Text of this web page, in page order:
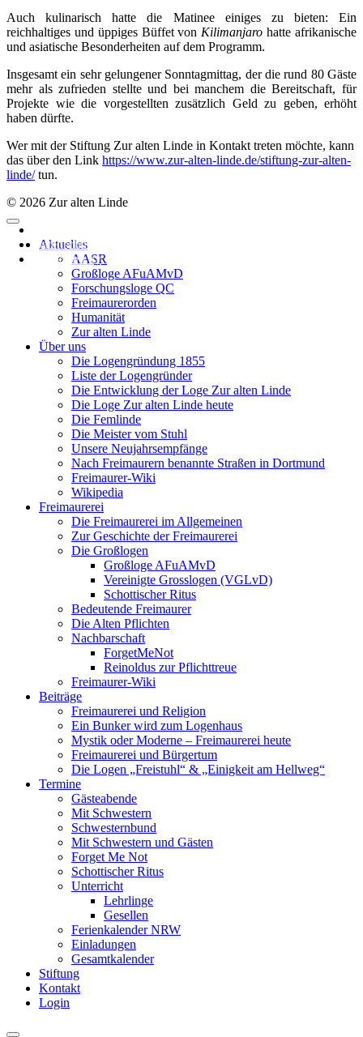
Auch kulinarisch hatte die Matinee einiges zu bieten: Ein
reichhaltiges und üppiges Büffet von Kilimanjaro hatte afrikanische
und asiatische Besonderheiten auf dem Programm.
Insgesamt ein sehr gelungener Sonntagmittag, der die rund 80 Gäste
mehr als zufrieden stellte und bei manchem die Bereitschaft, für
Projekte wie die vorgestellten zusätzlich Geld zu geben, erhöht
haben dürfte.
Wer mit der Stiftung Zur alten Linde in Kontakt treten möchte, kann
das über den Link https://www.zur-alten-linde.de/stiftung-zur-alten-
linde/tun.
© 2026 Zur alten Linde
Datenschutzerklärung
Supported by
Aktuelles
AASR
Großloge AFuAMvD
Forschungsloge QC
Freimaurerorden
Humanität
Zur alten Linde
Über uns
Die Logengründung 1855
Liste der Logengründer
Die Entwicklung der Loge Zur alten Linde
Die Loge Zur alten Linde heute
Die Femlinde
Die Meister vom Stuhl
Unsere Neujahrsempfänge
Nach Freimaurern benannte Straßen in Dortmund
Freimaurer-Wiki
Wikipedia
Freimaurerei
Die Freimaurerei im Allgemeinen
Zur Geschichte der Freimaurerei
Die Großlogen
Großloge AFuAMvD
Vereinigte Grosslogen (VGLvD)
Schottischer Ritus
Bedeutende Freimaurer
Die Alten Pflichten
Nachbarschaft
ForgetMeNot
Reinoldus zur Pflichttreue
Freimaurer-Wiki
Beiträge
Freimaurerei und Religion
Ein Bunker wird zum Logenhaus
Mystik oder Moderne – Freimaurerei heute
Freimaurerei und Bürgertum
Die Logen „Freistuhl“ & „Einigkeit am Hellweg“
Termine
Gästeabende
Mit Schwestern
Schwesternbund
Mit Schwestern und Gästen
Forget Me Not
Schottischer Ritus
Unterricht
Lehrlinge
Gesellen
Ferienkalender NRW
Einladungen
Gesamtkalender
Stiftung
Kontakt
Login